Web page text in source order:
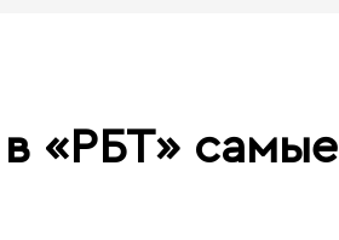
в «РБТ» самые